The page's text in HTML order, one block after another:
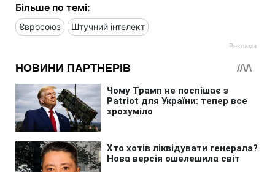
Більше по темі:
Євросоюз Штучний інтелект